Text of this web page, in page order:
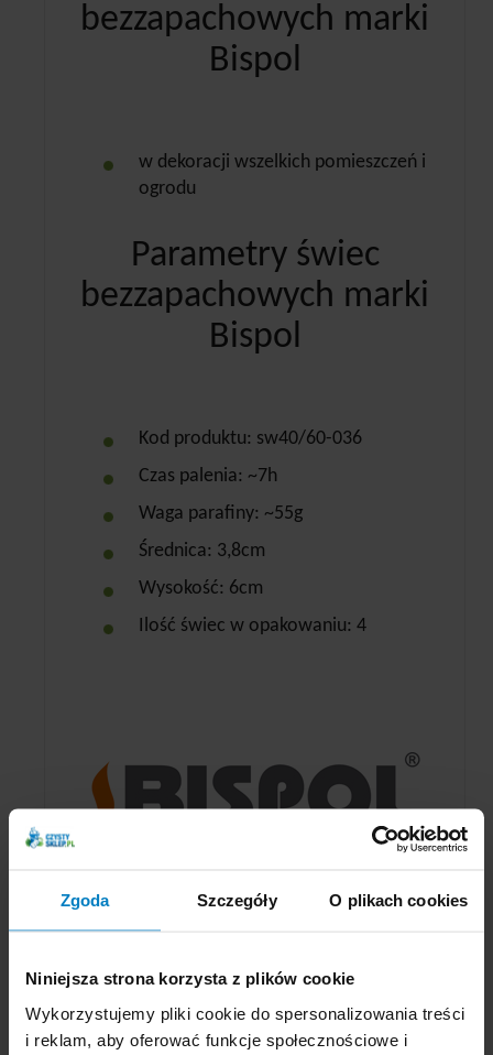
Zgoda Szczegóły O plikach cookies
Niniejsza strona korzysta z plików cookie
Wykorzystujemy pliki cookie do spersonalizowania treści
i reklam, aby oferować funkcje społecznościowe i
bezzapachowych marki
Bispol
w dekoracji wszelkich pomieszczeń i
ogrodu
Parametry świec
bezzapachowych marki
Bispol
Kod produktu: sw40/60-036
Czas palenia: ~7h
Waga parafiny: ~55g
Średnica: 3,8cm
Wysokość: 6cm
Ilość świec w opakowaniu: 4
Ten produkt nie posiada jeszcze komentarzy
Dodaj nowy komentarz